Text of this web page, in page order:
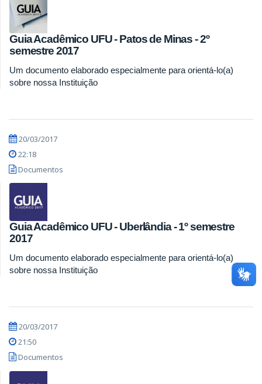
Guia Acadêmico UFU - Patos de Minas - 2º
semestre 2017
Um documento elaborado especialmente para orientá-lo(a)
sobre nossa Instituição
20/03/2017
22:18
Documentos
Guia Acadêmico UFU - Uberlândia - 1º semestre
2017
Um documento elaborado especialmente para orientá-lo(a)
sobre nossa Instituição
20/03/2017
21:50
Documentos